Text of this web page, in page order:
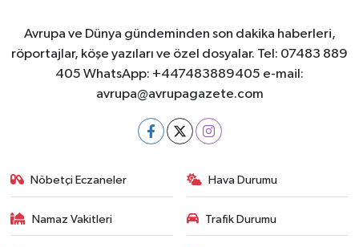
Avrupa ve Dünya gündeminden son dakika haberleri,
röportajlar, köşe yazıları ve özel dosyalar. Tel: 07483 889
405 WhatsApp: +447483889405 e-mail:
avrupa@avrupagazete.com
Nöbetçi Eczaneler Hava Durumu
Namaz Vakitleri Trafik Durumu